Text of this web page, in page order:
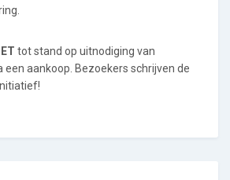
tot stand op uitnodiging van
aankoop. Bezoekers schrijven de